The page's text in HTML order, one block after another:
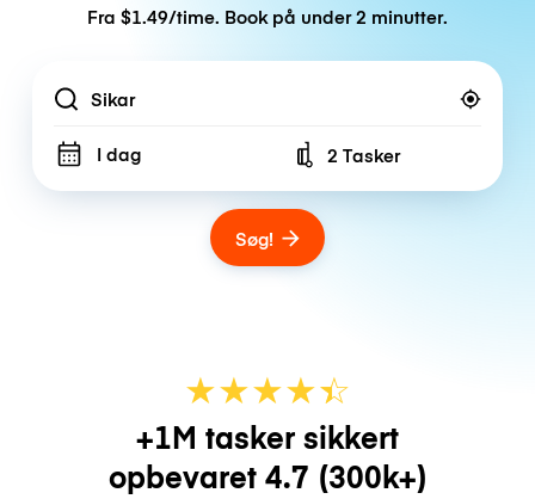
Fra $1.49/time. Book på under 2 minutter.
Location
I dag Number of bags
2 Tasker
Søg!
★★★★☆
★
+1M tasker sikkert
opbevaret 4.7 (300k+)